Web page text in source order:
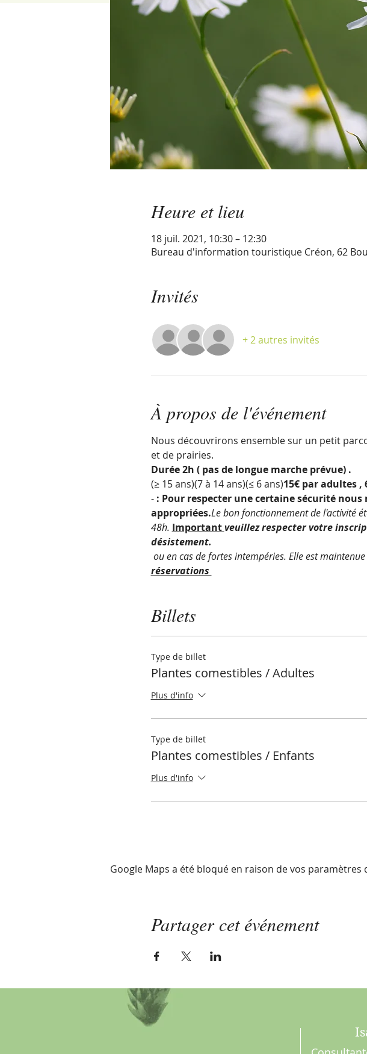
Heure et lieu
18 juil. 2021, 10:30 – 12:30
Bureau d'information touristique Créon, 62
Invités
+ 2 autres invités
À propos de l'événement
Nous découvrirons ensemble sur un petit
et de prairies.
Durée 2h ( pas de longue marche prévue) .
(≥ 15 ans)(7 à 14 ans)(≤ 6 ans)15€ par adultes ,
- : Pour respecter une certaine sécurité nous
appropriées.Le bon fonctionnement de l'activité
48h. Important veuillez respecter votre
désistement.
ou en cas de fortes intempéries. Elle est
réservations
Billets
Type de billet
Plantes comestibles / Adultes
Plus d'info
Type de billet
Plantes comestibles / Enfants
Plus d'info
Google Maps a été bloqué en raison de vos
Partager cet événement